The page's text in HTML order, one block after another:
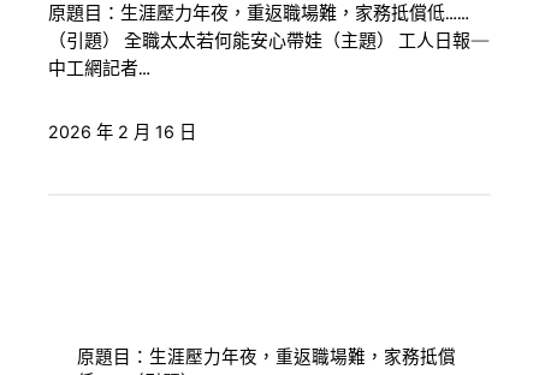
原題目：生涯壓力年夜，重返職場難，家務抵償低……
（引題） 全職太太若何能安心帶娃（主題） 工人日報—
中工網記者…
2026 年 2 月 16 日
原題目：生涯壓力年夜，重返職場難，家務抵償